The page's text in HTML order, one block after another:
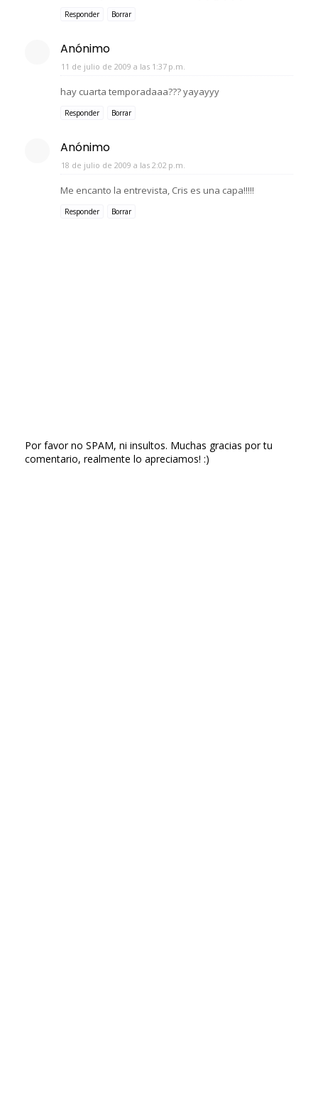
Responder Borrar
Anónimo
11 de julio de 2009 a las 1:37 p.m.
hay cuarta temporadaaa??? yayayyy
Responder Borrar
Anónimo
18 de julio de 2009 a las 2:02 p.m.
Me encanto la entrevista, Cris es una capa!!!!!
Responder Borrar
Por favor no SPAM, ni insultos. Muchas gracias por tu
comentario, realmente lo apreciamos! :)